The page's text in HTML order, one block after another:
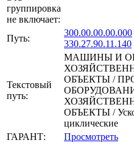
группировка
не включает:
Путь:
300.00.00.00.000
330.27.90.11.140
Текстовый
путь:
МАШИНЫ И
ОБЪЕКТЫ /
ОБЪЕКТЫ /
циклические
ГАРАНТ:
Просмотреть